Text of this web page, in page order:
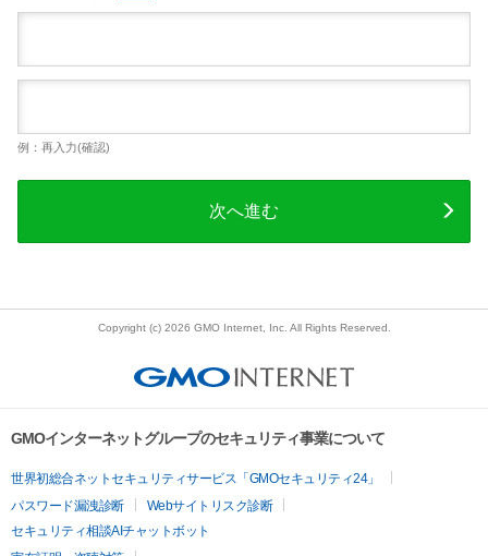
例：再入力(確認)
次へ進む
Copyright (c) 2026 GMO Internet, Inc. All Rights Reserved.
GMOインターネットグループのセキュリティ事業について
世界初総合ネットセキュリティサービス「GMOセキュリティ24」
パスワード漏洩診断
Webサイトリスク診断
セキュリティ相談AIチャットボット